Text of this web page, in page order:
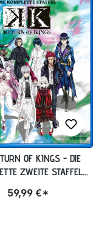
OF KINGS - DIE
ZWEITE STAFFEL
59,99 €*